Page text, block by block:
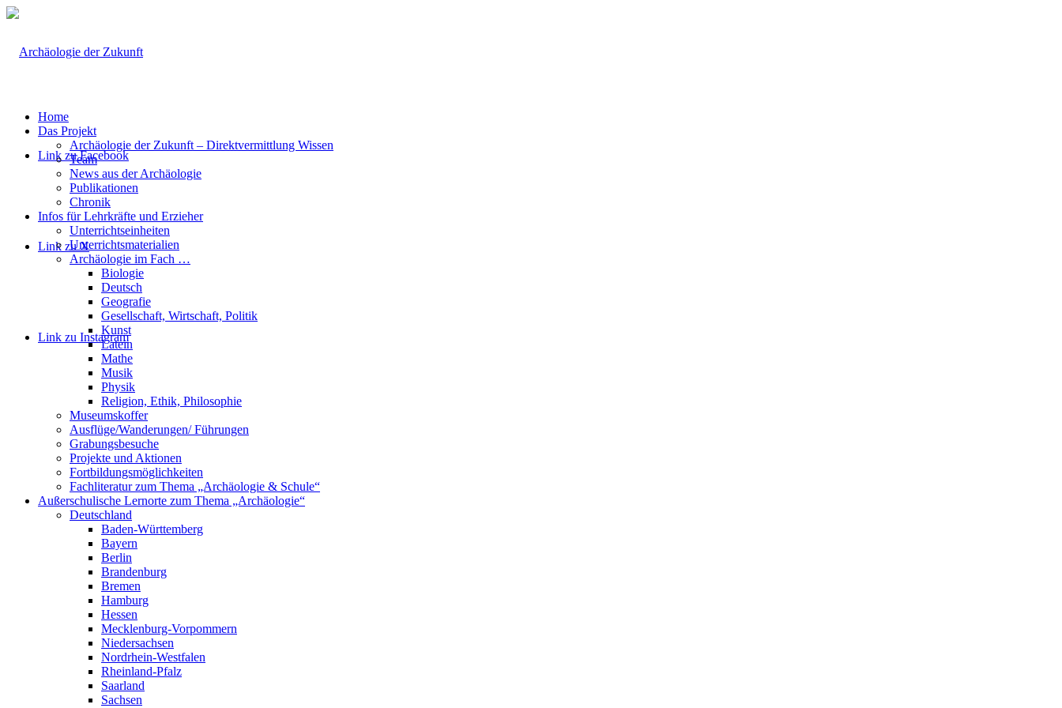
Link zu Facebook
Link zu X
Link zu Instagram
Home
Das Projekt
Archäologie der Zukunft – Direktvermittlung Wissen
Team
News aus der Archäologie
Publikationen
Chronik
Infos für Lehrkräfte und Erzieher
Unterrichtseinheiten
Unterrichtsmaterialien
Archäologie im Fach …
Biologie
Deutsch
Geografie
Gesellschaft, Wirtschaft, Politik
Kunst
Latein
Mathe
Musik
Physik
Religion, Ethik, Philosophie
Museumskoffer
Ausflüge/Wanderungen/ Führungen
Grabungsbesuche
Projekte und Aktionen
Fortbildungsmöglichkeiten
Fachliteratur zum Thema „Archäologie & Schule“
Außerschulische Lernorte zum Thema „Archäologie“
Deutschland
Baden-Württemberg
Bayern
Berlin
Brandenburg
Bremen
Hamburg
Hessen
Mecklenburg-Vorpommern
Niedersachsen
Nordrhein-Westfalen
Rheinland-Pfalz
Saarland
Sachsen